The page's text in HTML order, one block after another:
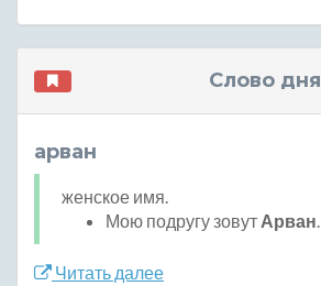
Слово дня
арван
женское имя.
Мою подругу зовут Арван.
Читать далее